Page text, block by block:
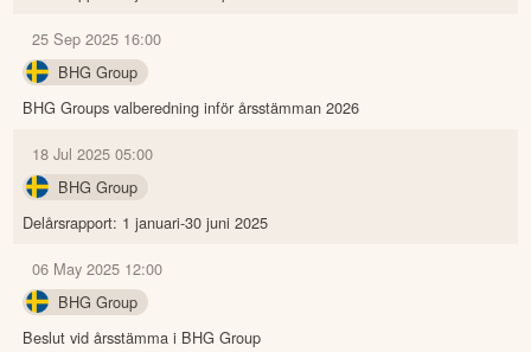
25 Sep 2025 16:00
BHG Group
BHG Groups valberedning inför årsstämman 2026
18 Jul 2025 05:00
BHG Group
Delårsrapport: 1 januari-30 juni 2025
06 May 2025 12:00
BHG Group
Beslut vid årsstämma i BHG Group